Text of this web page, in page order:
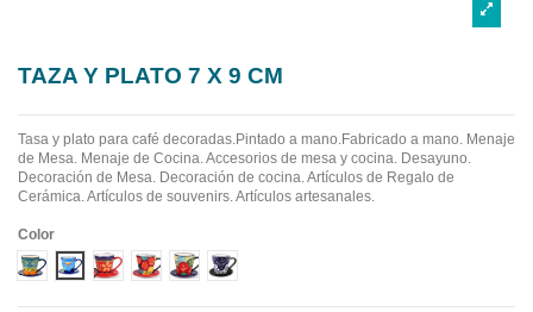
TAZA Y PLATO 7 X 9 CM
Tasa y plato para café decoradas.Pintado a mano.Fabricado a mano. Menaje
de Mesa. Menaje de Cocina. Accesorios de mesa y cocina. Desayuno.
Decoración de Mesa. Decoración de cocina. Artículos de Regalo de
Cerámica. Artículos de souvenirs. Artículos artesanales.
Color
Diseño 1Diseño 2Diseño 3Diseño 4Diseño 5Diseño 6